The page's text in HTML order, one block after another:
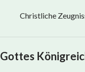
Christliche
Gottes